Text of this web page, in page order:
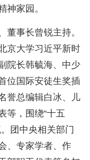
神家园。
董事长曾锐主持。
京大学习近平新时
院长韩毓海、中少
位国际安徒生奖插
誉总编辑白冰、儿
等，围绕“十五
团中央相关部门
、专家学者、作